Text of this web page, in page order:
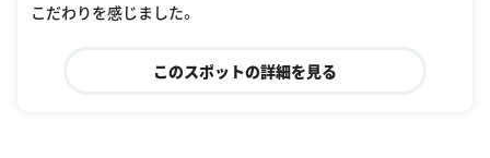
こだわりを感じました。
このスポットの詳細を見る